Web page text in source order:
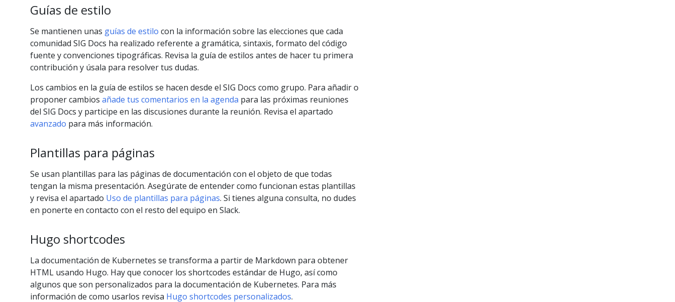
Guías de estilo
Se mantienen unas guías de estilo con la información sobre las elecciones que cada
comunidad SIG Docs ha realizado referente a gramática, sintaxis, formato del código
fuente y convenciones tipográficas. Revisa la guía de estilos antes de hacer tu primera
contribución y úsala para resolver tus dudas.
Los cambios en la guía de estilos se hacen desde el SIG Docs como grupo. Para añadir o
proponer cambios añade tus comentarios en la agenda para las próximas reuniones
del SIG Docs y participe en las discusiones durante la reunión. Revisa el apartado
avanzado para más información.
Plantillas para páginas
Se usan plantillas para las páginas de documentación con el objeto de que todas
tengan la misma presentación. Asegúrate de entender como funcionan estas plantillas
y revisa el apartado Uso de plantillas para páginas. Si tienes alguna consulta, no dudes
en ponerte en contacto con el resto del equipo en Slack.
Hugo shortcodes
La documentación de Kubernetes se transforma a partir de Markdown para obtener
HTML usando Hugo. Hay que conocer los shortcodes estándar de Hugo, así como
algunos que son personalizados para la documentación de Kubernetes. Para más
información de como usarlos revisa Hugo shortcodes personalizados.